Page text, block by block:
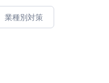
業種別対策